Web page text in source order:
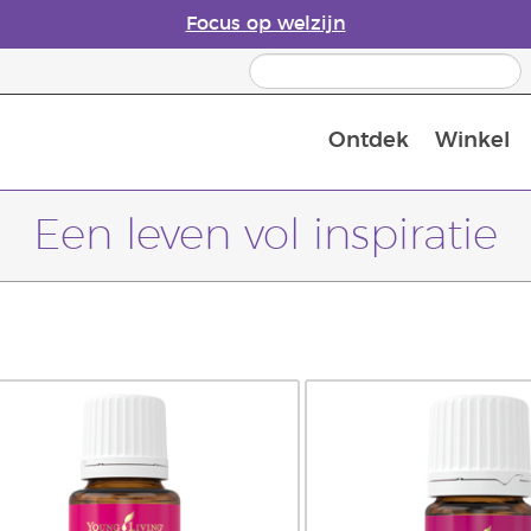
Focus op welzijn
Ontdek Winkel
Een leven vol inspiratie